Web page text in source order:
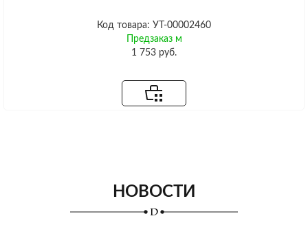
Код товара: УТ-00002460
Предзаказ м
1 753 руб.
НОВОСТИ